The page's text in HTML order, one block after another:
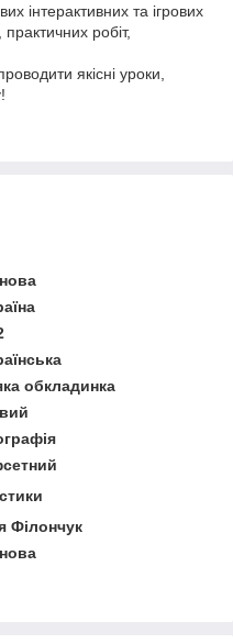
інтерактивних та ігрових
робіт,
якісні уроки,
обкладинка
Філончук